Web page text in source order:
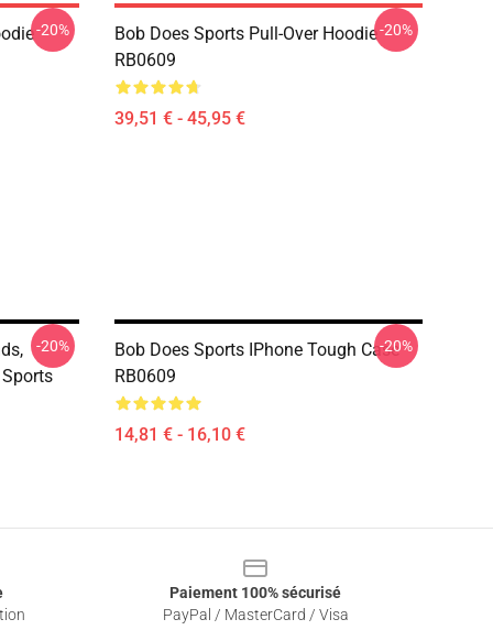
-20%
Bob Does Sports Pull-Over Hoodie
RB0609
39,51 € - 45,95 €
-20%
-20%
Bob Does Sports IPhone Tough Case
RB0609
14,81 € - 16,10 €
-20%
Paiement 100% sécurisé
PayPal / MasterCard / Visa